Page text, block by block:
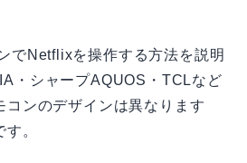
でNetflixを操作する方法を説明
・シャープAQUOS・TCLなど
コンのデザインは異なります
。